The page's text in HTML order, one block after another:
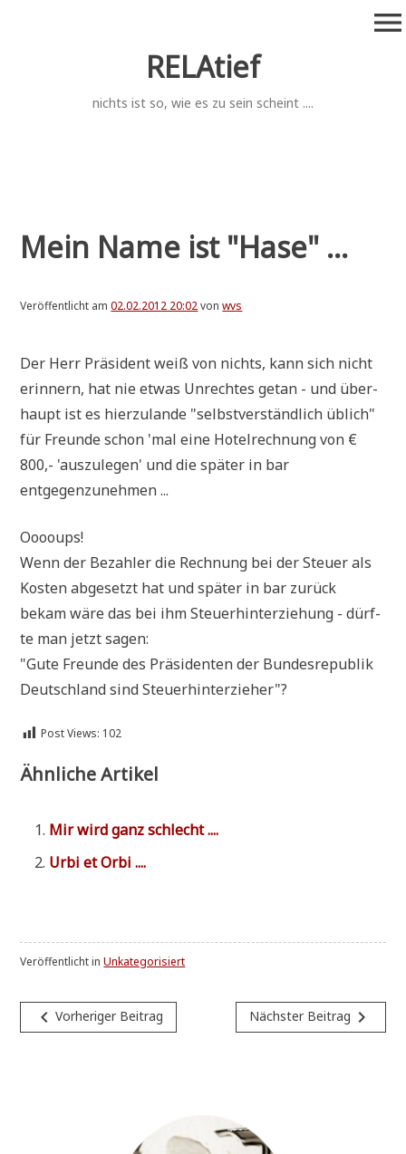
RELAtief
nichts ist so, wie es zu sein scheint ....
menu
Mein Name ist "Hase" ...
Veröffentlicht am02.02.2012 20:02vonwvs
Der Herr Prä­si­dent weiß von nichts, kann sich nicht
erin­nern, hat nie etwas Unrech­tes getan - und über­
haupt ist es hier­zu­lan­de "selbst­ver­ständ­lich üblich"
für Freun­de schon 'mal eine Hotel­rech­nung von €
800,- 'aus­zu­le­gen' und die spä­ter in bar
entgegenzunehmen ...
Ooooups!
Wenn der Bezah­ler die Rech­nung bei der Steu­er als
Kosten abge­setzt hat und spä­ter in bar zurück
bekam wäre das bei ihm Steu­er­hin­ter­zie­hung - dürf­
te man jetzt sagen:
"Gute Freun­de des Prä­si­den­ten der Bun­des­re­pu­blik
Deutsch­land sind Steuerhinterzieher"?
Post Views: 102
Ähnliche Artikel
Mir wird ganz schlecht ....
Urbi et Orbi ....
Veröffentlicht inUnkategorisiert
Beitragsnavigation
navigate_beforeVorheriger Beitrag Nächster Beitrag navigate_next